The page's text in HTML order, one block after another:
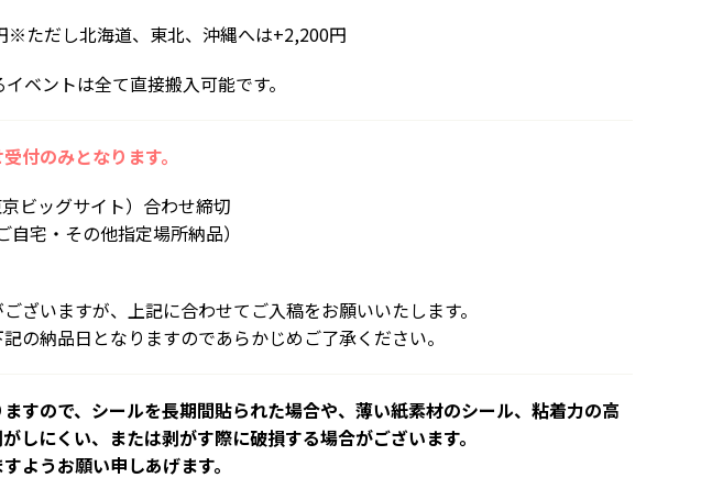
※ただし北海道、東北、沖縄へは+2,200円
ベントは全て直接搬入可能です。
付のみとなります。
ビッグサイト）合わせ締切
宅・その他指定場所納品）
ざいますが、上記に合わせてご入稿をお願いいたします。
の納品日となりますのであらかじめご了承ください。
すので、シールを長期間貼られた場合や、薄い紙素材のシール、粘着力の高
しにくい、または剥がす際に破損する場合がございます。
ようお願い申しあげます。